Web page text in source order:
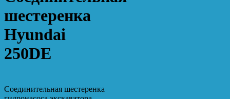
шестеренка
Hyundai
250DE
Соединительная шестеренка